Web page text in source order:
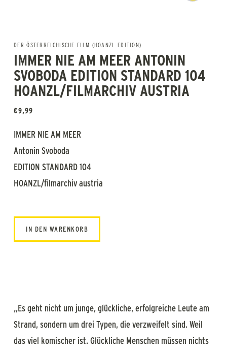
DER ÖSTERREICHISCHE FILM (HOANZL EDITION)
IMMER NIE AM MEER ANTONIN
SVOBODA EDITION STANDARD 104
HOANZL/FILMARCHIV AUSTRIA
€9,99
IMMER NIE AM MEER
Antonin Svoboda
EDITION STANDARD 104
HOANZL/filmarchiv austria
IN DEN WARENKORB
„Es geht nicht um junge, glückliche, erfolgreiche Leute am
Strand, sondern um drei Typen, die verzweifelt sind. Weil
das viel komischer ist. Glückliche Menschen müssen nichts